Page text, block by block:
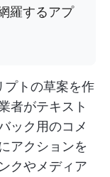
羅するアプ
プトの草案を作
者がテキスト
ック用のコメ
アクションを
クやメディア